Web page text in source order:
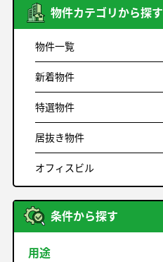
物件カテゴリから探す
物件一覧
新着物件
特選物件
居抜き物件
オフィスビル
条件から探す
用途